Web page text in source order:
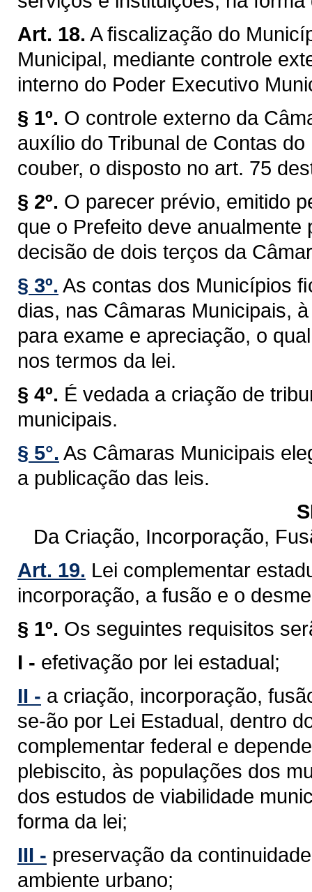
Art. 18. A ﬁscalização do
Municipal, mediante controle
interno do Poder Executivo
§ 1º. O controle externo da
auxílio do Tribunal de Contas
couber, o disposto no art. 75
§ 2º. O parecer prévio, emitido
que o Prefeito deve
decisão de dois terços da
§ 3º. As contas dos Municípios
dias, nas Câmaras Municipais,
para exame e apreciação, o
nos termos da lei.
§ 4º. É vedada a criação de
municipais.
§ 5°. As Câmaras Municipais
a publicação das leis.
Da Criação, Incorporação,
Art. 19. Lei complementar
incorporação, a fusão e o
§ 1º. Os seguintes requisitos
I - efetivação por lei estadual;
II - a criação, incorporação,
se-ão por Lei Estadual, dentro
complementar federal e
plebiscito, às populações dos
dos estudos de viabilidade
forma da lei;
III - preservação da
ambiente urbano;